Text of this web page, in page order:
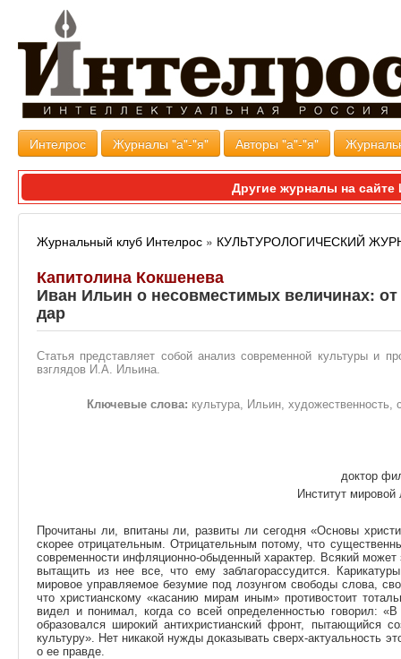
Интелрос Журналы "а"-"я" Авторы "а"-"я"
Другие журналы на
Журнальный клуб Интелрос » КУЛЬТУРОЛОГИЧЕСКИЙ
Капитолина Кокшенева
Иван Ильин о несовместимых величинах: от
дар
Статья представляет собой анализ современной культуры и
взглядов И.А. Ильина.
Ключевые слова: культура, Ильин, художественность,
доктор
Институт
Прочитаны ли, впитаны ли, развиты ли сегодня «Основы
скорее отрицательным. Отрицательным потому, что
современности инфляционно-обыденный характер. Всякий может
вытащить из нее все, что ему заблагорассудится.
мировое управляемое безумие под лозунгом свободы слова,
что христианскому «касанию мирам иным» противостоит
видел и понимал, когда со всей определенностью говорил: «В
образовался широкий антихристианский фронт, пытающийся
культуру». Нет никакой нужды доказывать сверх-
о ее правде.